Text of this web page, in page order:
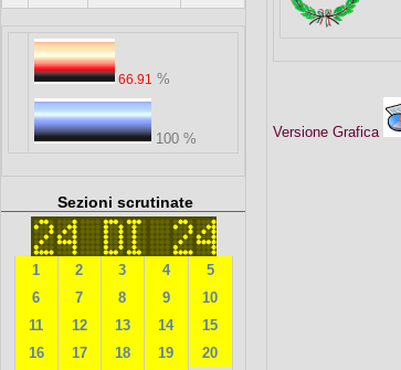
66.91 %
100 %
Sezioni scrutinate
1 2 3 4
5
6
7 8 9
10
11
12 13 14
15
16
17 18 19
20
Versione Grafica